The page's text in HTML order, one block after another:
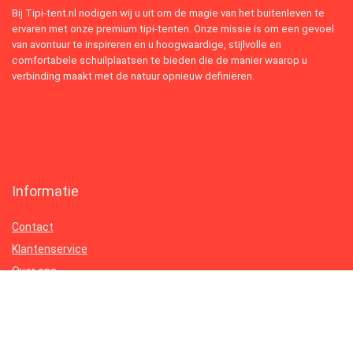
Bij Tipi-tent.nl nodigen wij u uit om de magie van het buitenleven te
ervaren met onze premium tipi-tenten. Onze missie is om een gevoel
van avontuur te inspireren en u hoogwaardige, stijlvolle en
comfortabele schuilplaatsen te bieden die de manier waarop u
verbinding maakt met de natuur opnieuw definiëren.
Informatie
Contact
Klantenservice
Over ons